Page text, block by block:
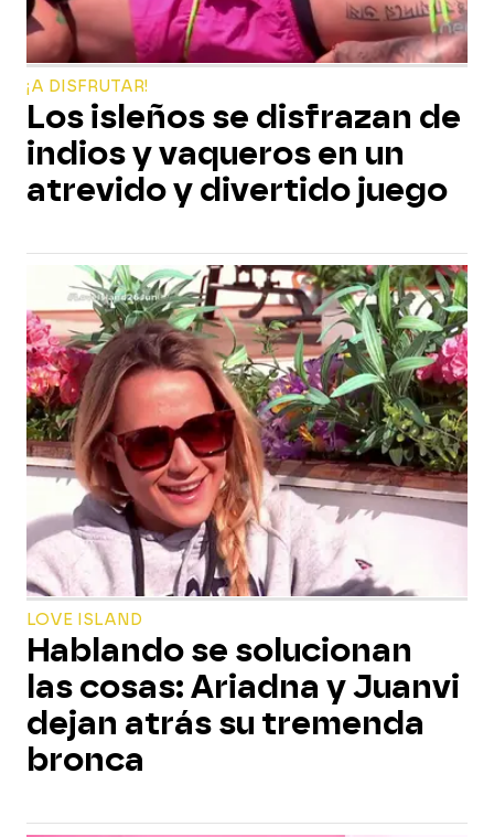
¡A DISFRUTAR!
Los isleños se disfrazan de
indios y vaqueros en un
atrevido y divertido juego
LOVE ISLAND
Hablando se solucionan
las cosas: Ariadna y Juanvi
dejan atrás su tremenda
bronca